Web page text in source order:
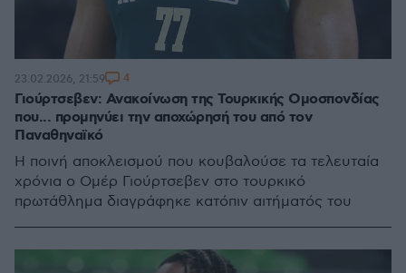
Γιούρτσεβεν: Ανακοίνωση της Τουρκικής Ομοσπονδίας
που... προμηνύει την αποχώρησή του από τον
Παναθηναϊκό
Η ποινή αποκλεισμού που κουβαλούσε τα τελευταία
χρόνια ο Ομέρ Γιούρτσεβεν στο τουρκικό
πρωτάθλημα διαγράφηκε κατόπιν αιτήματός του
23.02.2026, 21:59 4